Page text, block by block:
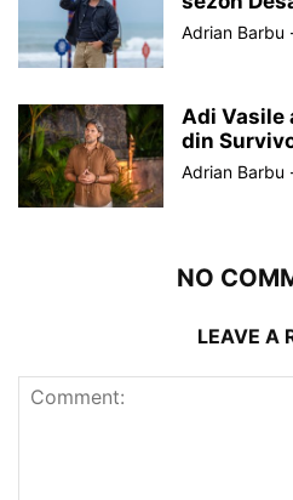
Adrian Barbu
Adi Vasile
din
Adrian Barbu
NO
LEAVE A